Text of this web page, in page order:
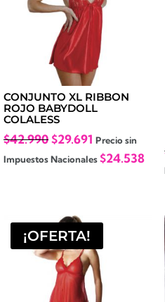
CONJUNTO XL RIBBON
ROJO BABYDOLL
COLALESS
$42.990El
precio
$42.990.
$29.691 El
precio
Precio sin
Impuestos Nacionales$24.538
¡OFERTA!